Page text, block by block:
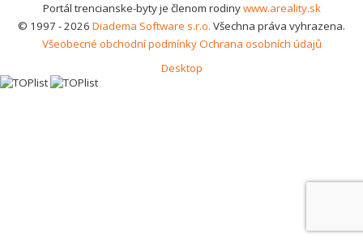
Portál trencianske-byty je členom rodinywww.areality.sk
© 1997 - 2026 Diadema Software s.r.o. Všechna práva vyhrazena.
Všeobecné obchodní podmínkyOchrana osobních údajů
Desktop